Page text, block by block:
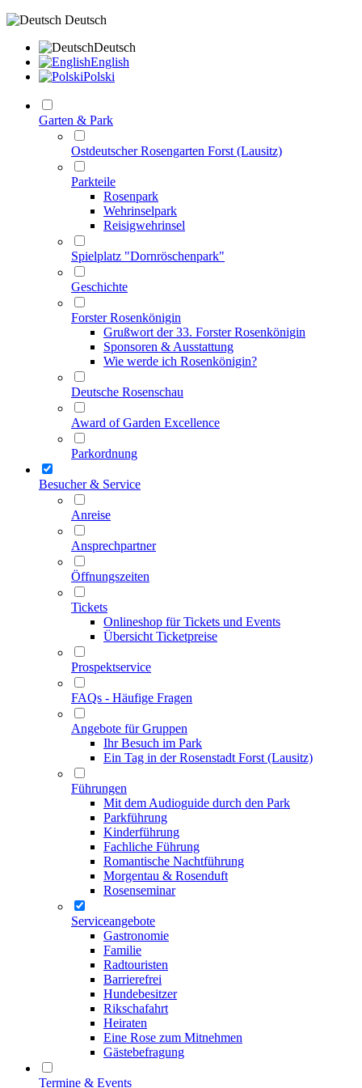
Deutsch
Deutsch
English
Polski
Garten & Park
Ostdeutscher Rosengarten Forst (Lausitz)
Parkteile
Rosenpark
Wehrinselpark
Reisigwehrinsel
Spielplatz "Dornröschenpark"
Geschichte
Forster Rosenkönigin
Grußwort der 33. Forster Rosenkönigin
Sponsoren & Ausstattung
Wie werde ich Rosenkönigin?
Deutsche Rosenschau
Award of Garden Excellence
Parkordnung
Besucher & Service
Anreise
Ansprechpartner
Öffnungszeiten
Tickets
Onlineshop für Tickets und Events
Übersicht Ticketpreise
Prospektservice
FAQs - Häufige Fragen
Angebote für Gruppen
Ihr Besuch im Park
Ein Tag in der Rosenstadt Forst (Lausitz)
Führungen
Mit dem Audioguide durch den Park
Parkführung
Kinderführung
Fachliche Führung
Romantische Nachtführung
Morgentau & Rosenduft
Rosenseminar
Serviceangebote
Gastronomie
Familie
Radtouristen
Barrierefrei
Hundebesitzer
Rikschafahrt
Heiraten
Eine Rose zum Mitnehmen
Gästebefragung
Termine & Events